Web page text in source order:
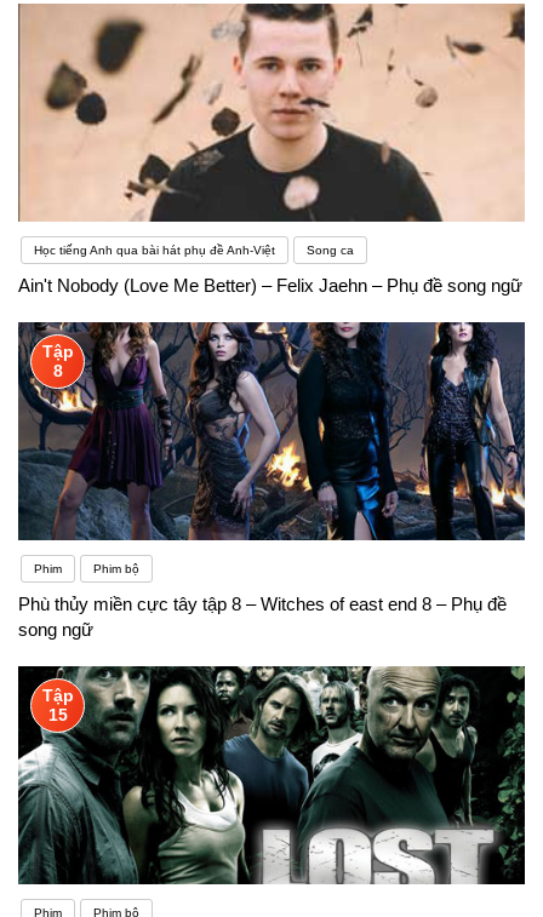
Học tiếng Anh qua bài hát phụ đề Anh-Việt Song ca
Ain't Nobody (Love Me Better) – Felix Jaehn – Phụ đề song ngữ
Tập
8
Phim Phim bộ
Phù thủy miền cực tây tập 8 – Witches of east end 8 – Phụ đề
song ngữ
Tập
15
Phim Phim bộ